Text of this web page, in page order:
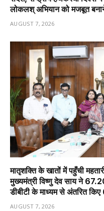
लोकलश् अभियान को मजबूत
AUGUST 7, 2026
मातृशक्ति के खातों में पहुँची
मुख्यमंत्री विष्णु देव साय ने
डीबीटी के माध्यम से अंतरित
AUGUST 7, 2026